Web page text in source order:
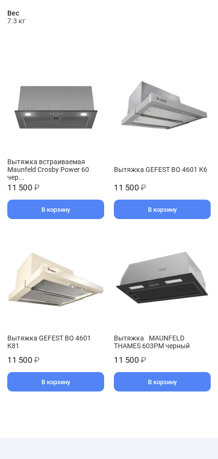
Вес
7.3 кг
Вытяжка встраиваемая
Maunfeld Crosby Power 60
чер...
11 500 ₽
В корзину
Вытяжка GEFEST ВО 4601 К6
11 500 ₽
В корзину
Вытяжка GEFEST ВО 4601
К81
11 500 ₽
В корзину
Вытяжка MAUNFELD
THAMES 603PM черный
11 500 ₽
В корзину